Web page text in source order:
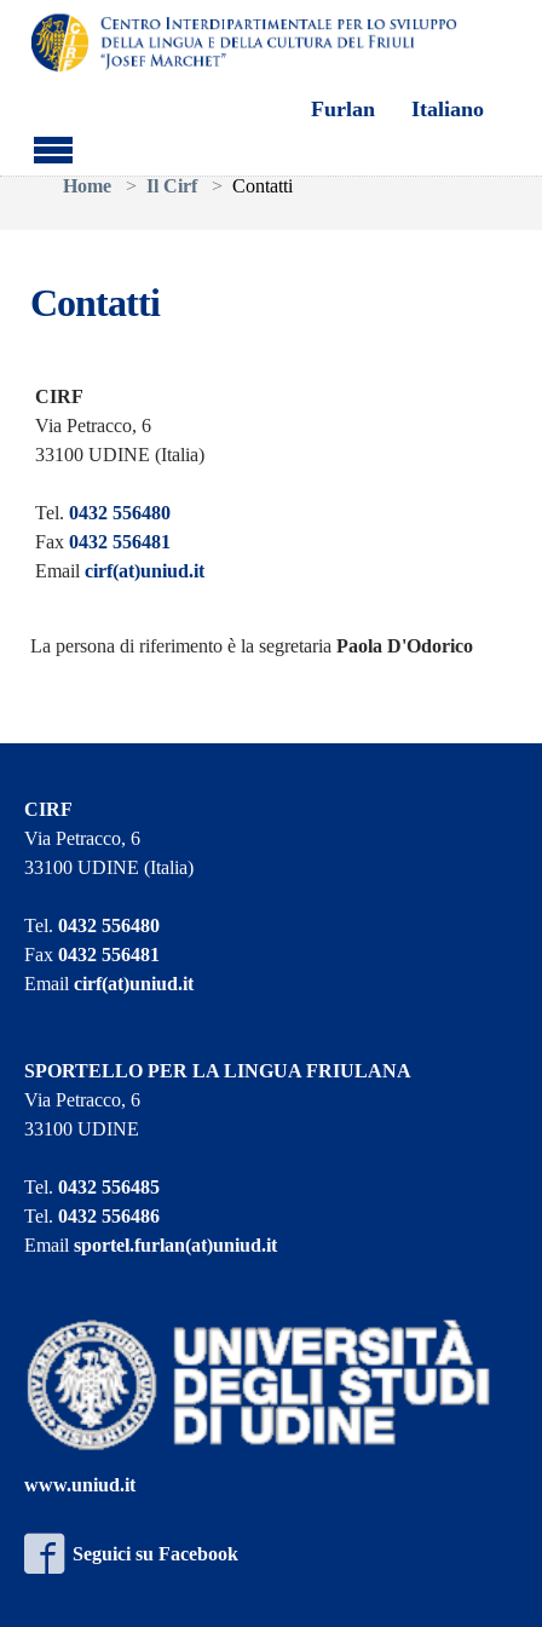
Skip to main content
Furlan Italiano
You are here:
Home
Il Cirf Contatti
Contatti
CIRF
Via Petracco, 6
33100 UDINE (Italia)
Tel. 0432 556480
Fax 0432 556481
Email cirf(at)uniud.it
La persona di riferimento è la segretaria Paola D'Odorico
CIRF
Via Petracco, 6
33100 UDINE (Italia)
Tel.0432 556480
Fax0432 556481
Emailcirf(at)uniud.it
SPORTELLO PER LA LINGUA FRIULANA
Via Petracco, 6
33100 UDINE
Tel.0432 556485
Tel.0432 556486
Emailsportel.furlan(at)uniud.it
www.uniud.it
Seguici su Facebook